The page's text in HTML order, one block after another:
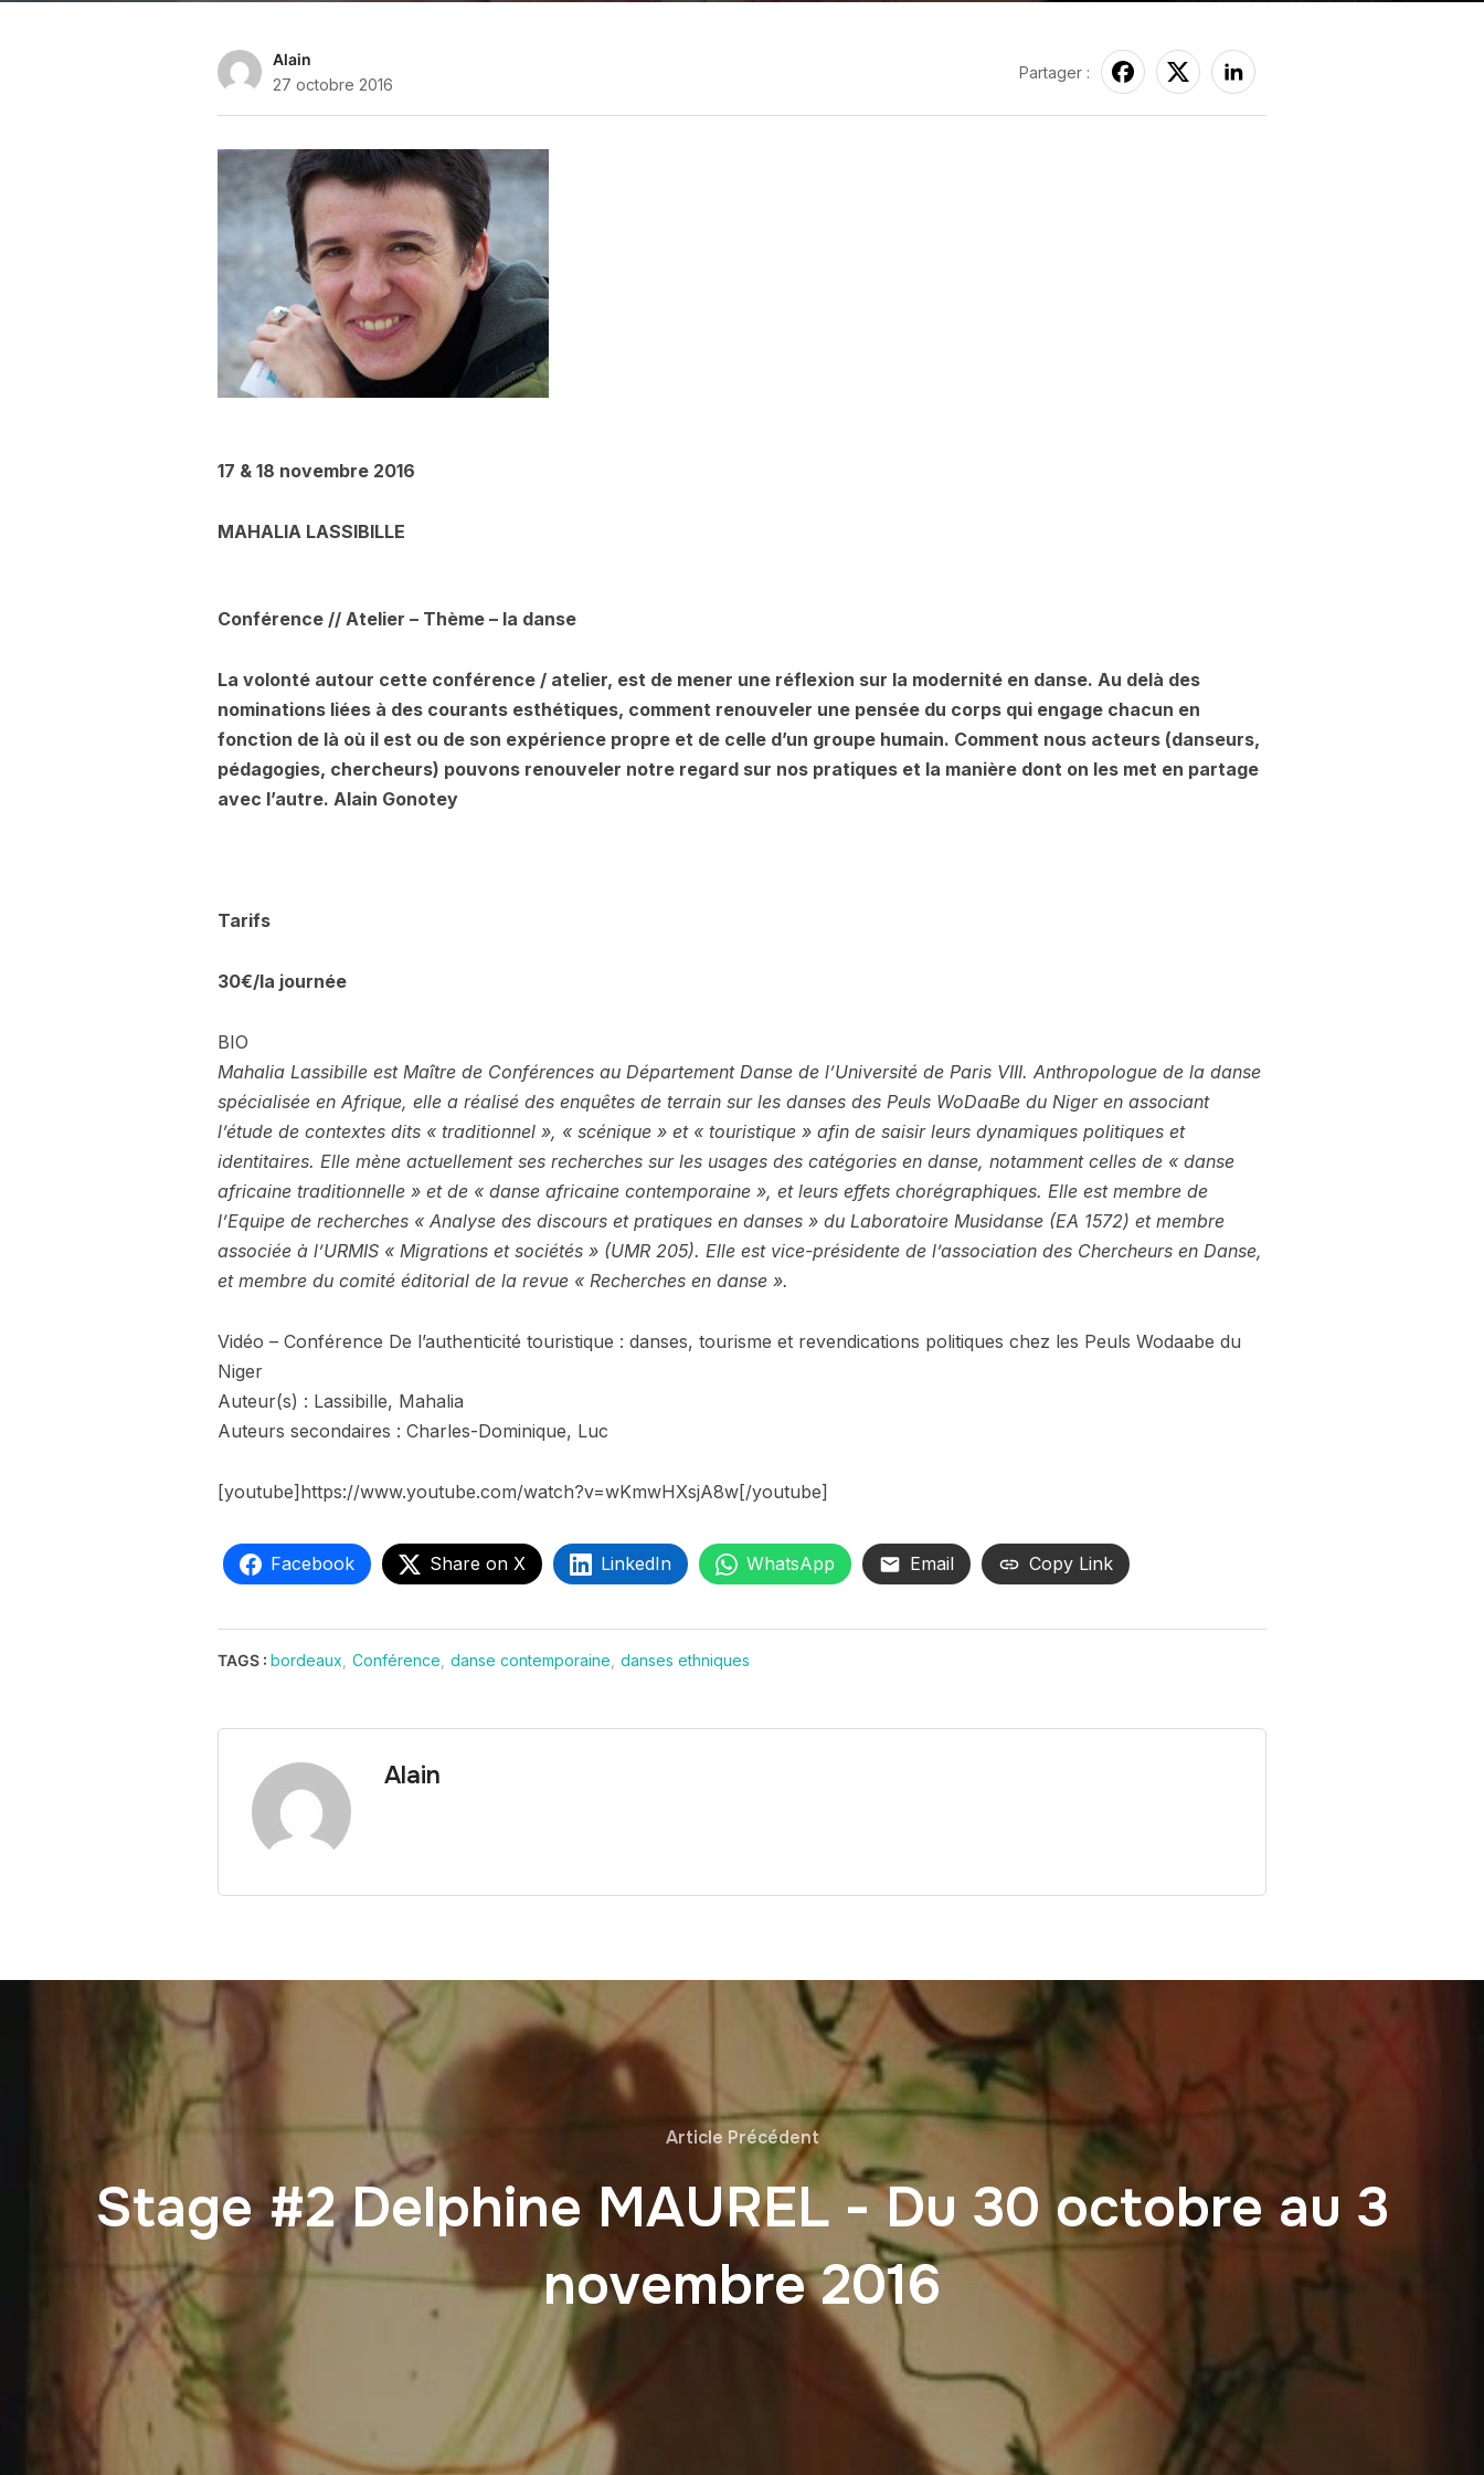
Alain
27 octobre 2016
Partager :
17 & 18 novembre 2016
MAHALIA LASSIBILLE
Conférence // Atelier – Thème – la danse
La volonté autour cette conférence / atelier, est de mener une réflexion sur la modernité en danse. Au delà des
nominations liées à des courants esthétiques, comment renouveler une pensée du corps qui engage chacun en
fonction de là où il est ou de son expérience propre et de celle d’un groupe humain. Comment nous acteurs (danseurs,
pédagogies, chercheurs) pouvons renouveler notre regard sur nos pratiques et la manière dont on les met en partage
avec l’autre. Alain Gonotey
Tarifs
30€/la journée
BIO
Mahalia Lassibille est Maître de Conférences au Département Danse de l’Université de Paris VIII. Anthropologue de la danse
spécialisée en Afrique, elle a réalisé des enquêtes de terrain sur les danses des Peuls WoDaaBe du Niger en associant
l’étude de contextes dits « traditionnel », « scénique » et « touristique » afin de saisir leurs dynamiques politiques et
identitaires. Elle mène actuellement ses recherches sur les usages des catégories en danse, notamment celles de « danse
africaine traditionnelle » et de « danse africaine contemporaine », et leurs effets chorégraphiques. Elle est membre de
l’Equipe de recherches « Analyse des discours et pratiques en danses » du Laboratoire Musidanse (EA 1572) et membre
associée à l’URMIS « Migrations et sociétés » (UMR 205). Elle est vice-présidente de l’association des Chercheurs en Danse,
et membre du comité éditorial de la revue « Recherches en danse ».
Vidéo – Conférence De l’authenticité touristique : danses, tourisme et revendications politiques chez les Peuls Wodaabe du
Niger
Auteur(s) : Lassibille, Mahalia
Auteurs secondaires : Charles-Dominique, Luc
[youtube]https://www.youtube.com/watch?v=wKmwHXsjA8w[/youtube]
Facebook Share on X LinkedIn WhatsApp Email Copy Link
TAGS : bordeaux Conférence danse contemporaine danses ethniques
Alain
Article Précédent
Stage #2 Delphine MAUREL - Du 30 octobre au 3
novembre 2016